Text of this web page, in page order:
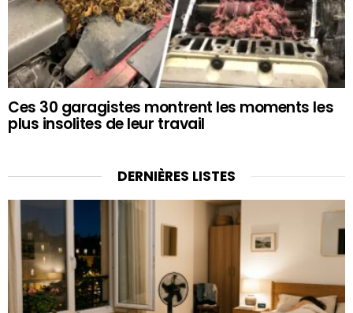
Ces 30 garagistes montrent les moments les
plus insolites de leur travail
DERNIÈRES LISTES